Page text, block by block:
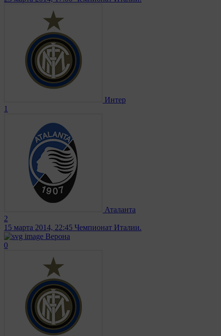
Интер
1
Аталанта
2
15 марта 2014, 22:45 Чемпионат Италии.
Верона
0